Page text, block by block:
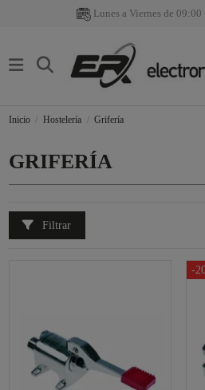
Lunes a Viernes de
Inicio Hostelería Grifería
GRIFERÍA
Filtrar
-